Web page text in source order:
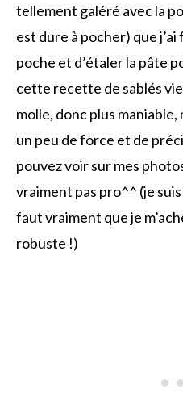
tellement galéré avec la
est dure à pocher) que
poche et d’étaler la pâte
cette recette de sablés
molle, donc plus
un peu de force et de
pouvez voir sur mes
vraiment pas pro^^ (je
faut vraiment que je
robuste !)